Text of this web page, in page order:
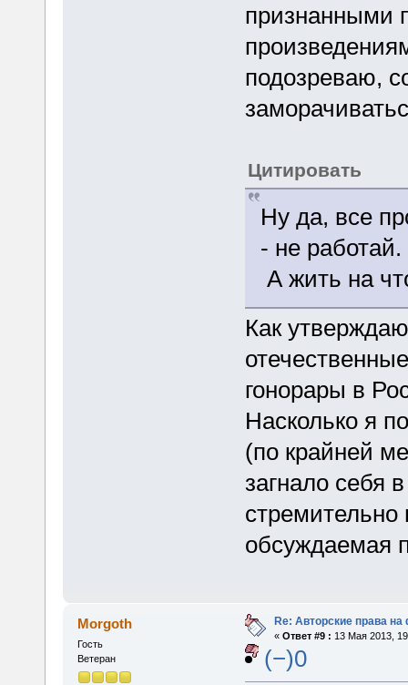
признанными
подозреваю,
Цитировать
Ну да, все
- не работай.
А жить на
Как
гонорары в
Насколько я
(по крайней
загнало себя
стремительно
обсуждаемая
Morgoth
Гость
Ветеран
Re: Авторские права
« Ответ #9 : 13 Мая 2013,
(−)0